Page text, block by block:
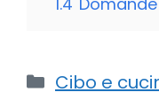
Categorie
Cibo e